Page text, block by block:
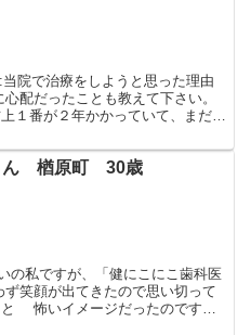
で治療をしようと思った理由
配だったことも教えて下さい。
１番が２年かかっていて、まだ終
ん 楢原町 30歳
私ですが、「健にこにこ歯科医
笑顔が出てきたので思い切って
と 怖いイメージだったのです